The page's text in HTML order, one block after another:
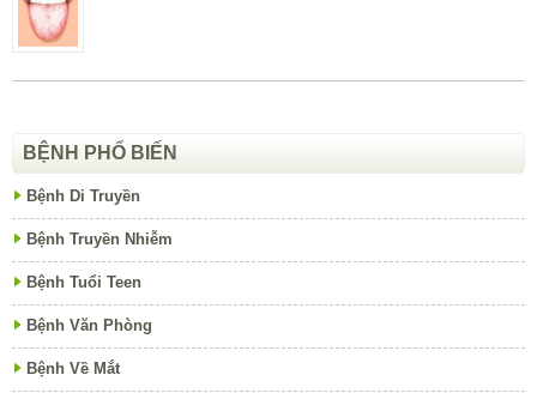
BỆNH PHỔ BIẾN
Bệnh Di Truyền
Bệnh Truyền Nhiễm
Bệnh Tuổi Teen
Bệnh Văn Phòng
Bệnh Về Mắt